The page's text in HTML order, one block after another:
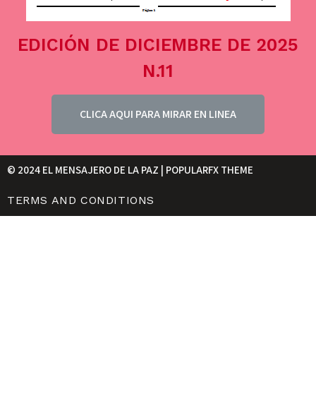
EDICIÓN DE DICIEMBRE DE 2025
N.11
CLICA AQUI PARA MIRAR EN LINEA
© 2024 EL MENSAJERO DE LA PAZ | POPULARFX THEME
TERMS AND CONDITIONS